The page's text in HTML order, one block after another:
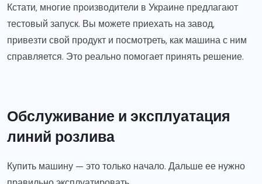
Кстати, многие производители в Украине предлагают
тестовый запуск. Вы можете приехать на завод,
привезти свой продукт и посмотреть, как машина с ним
справляется. Это реально помогает принять решение.
Обслуживание и эксплуатация
линий розлива
Купить машину — это только начало. Дальше ее нужно